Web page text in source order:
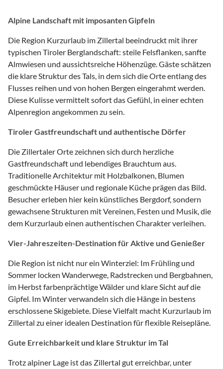
Alpine Landschaft mit imposanten Gipfeln
Die Region Kurzurlaub im Zillertal beeindruckt mit ihrer
typischen Tiroler Berglandschaft: steile Felsflanken, sanfte
Almwiesen und aussichtsreiche Höhenzüge. Gäste schätzen
die klare Struktur des Tals, in dem sich die Orte entlang des
Flusses reihen und von hohen Bergen eingerahmt werden.
Diese Kulisse vermittelt sofort das Gefühl, in einer echten
Alpenregion angekommen zu sein.
Tiroler Gastfreundschaft und authentische Dörfer
Die Zillertaler Orte zeichnen sich durch herzliche
Gastfreundschaft und lebendiges Brauchtum aus.
Traditionelle Architektur mit Holzbalkonen, Blumen
geschmückte Häuser und regionale Küche prägen das Bild.
Besucher erleben hier kein künstliches Bergdorf, sondern
gewachsene Strukturen mit Vereinen, Festen und Musik, die
dem Kurzurlaub einen authentischen Charakter verleihen.
Vier-Jahreszeiten-Destination für Aktive und Genießer
Die Region ist nicht nur ein Winterziel: Im Frühling und
Sommer locken Wanderwege, Radstrecken und Bergbahnen,
im Herbst farbenprächtige Wälder und klare Sicht auf die
Gipfel. Im Winter verwandeln sich die Hänge in bestens
erschlossene Skigebiete. Diese Vielfalt macht Kurzurlaub im
Zillertal zu einer idealen Destination für flexible Reisepläne.
Gute Erreichbarkeit und klare Struktur im Tal
Trotz alpiner Lage ist das Zillertal gut erreichbar, unter